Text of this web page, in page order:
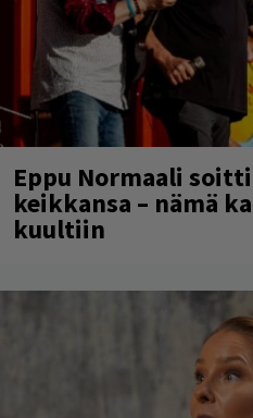
Eppu Normaali
keikkansa – nämä
kuultiin